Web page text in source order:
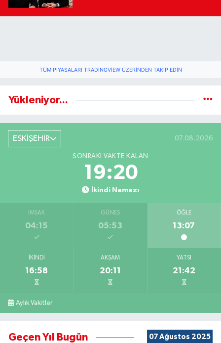
TÜM PIYASALARI TRADINGVIEW ÜZERINDEN TAKIP EDIN
Yükleniyor...
ESKİŞEHİR 07.08.2026
SONRAKI VAKTE KALAN
19:19
İkindi Namazı
İMSAK
04:15
GÜNEŞ
05:53
ÖĞLE
13:07
İKINDI
16:58
AKŞAM
20:11
YATSI
21:42
Aylık Vakitler
Geçen Yıl Bugün 07 Ağustos 2025